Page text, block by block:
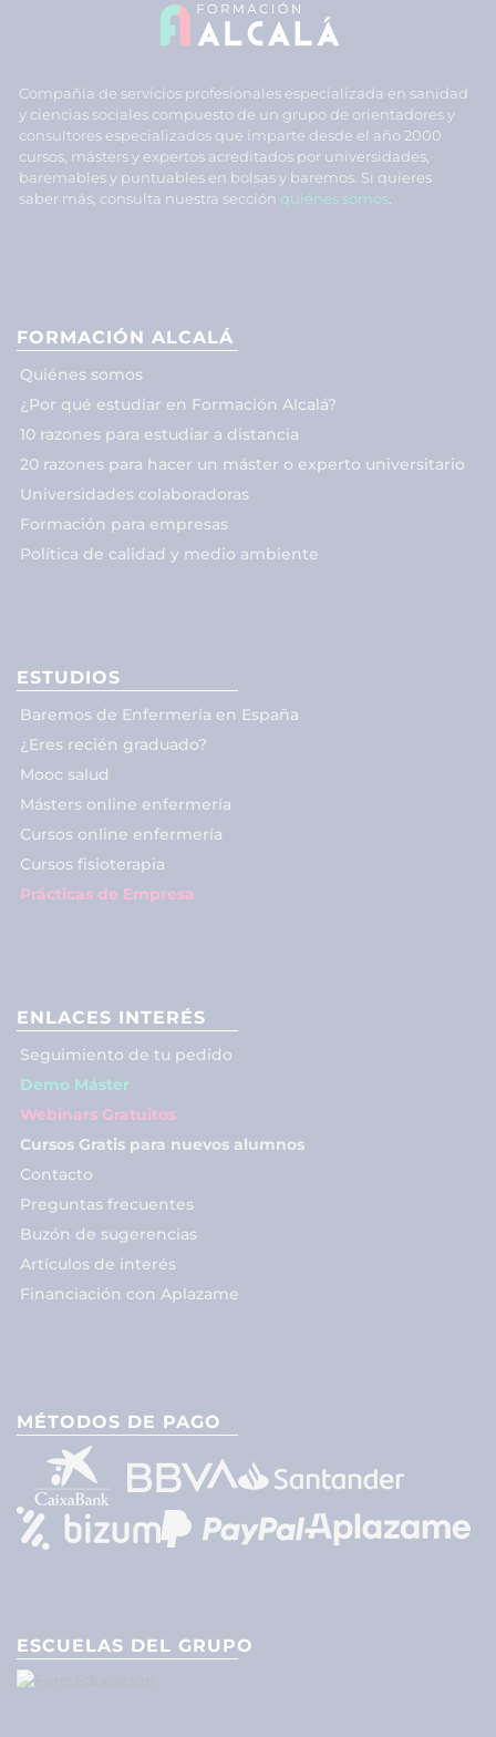
Compañía de servicios profesionales especializada en sanidad
y ciencias sociales compuesto de un grupo de orientadores y
consultores especializados que imparte desde el año 2000
cursos, másters y expertos acreditados por universidades,
baremables y puntuables en bolsas y baremos. Si quieres
saber más, consulta nuestra sección quiénes somos
FORMACIÓN ALCALÁ
Quiénes somos
¿Por qué estudiar en Formación Alcalá?
10 razones para estudiar a distancia
20 razones para hacer un máster o experto universitario
Universidades colaboradoras
Formación para empresas
Política de calidad y medio ambiente
ESTUDIOS
Baremos de Enfermería en España
¿Eres recién graduado?
Mooc salud
Másters online enfermería
Cursos online enfermería
Cursos fisioterapia
Prácticas de Empresa
ENLACES INTERÉS
Seguimiento de tu pedido
Demo Máster
Webinars Gratuitos
Cursos Gratis para nuevos alumnos
Contacto
Preguntas frecuentes
Buzón de sugerencias
Artículos de interés
Financiación con Aplazame
MÉTODOS DE PAGO
ESCUELAS DEL GRUPO